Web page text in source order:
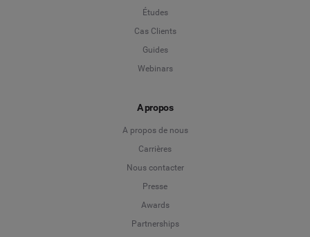
Études
Cas Clients
Guides
Webinars
A propos
A propos de nous
Carrières
Nous contacter
Presse
Awards
Partnerships